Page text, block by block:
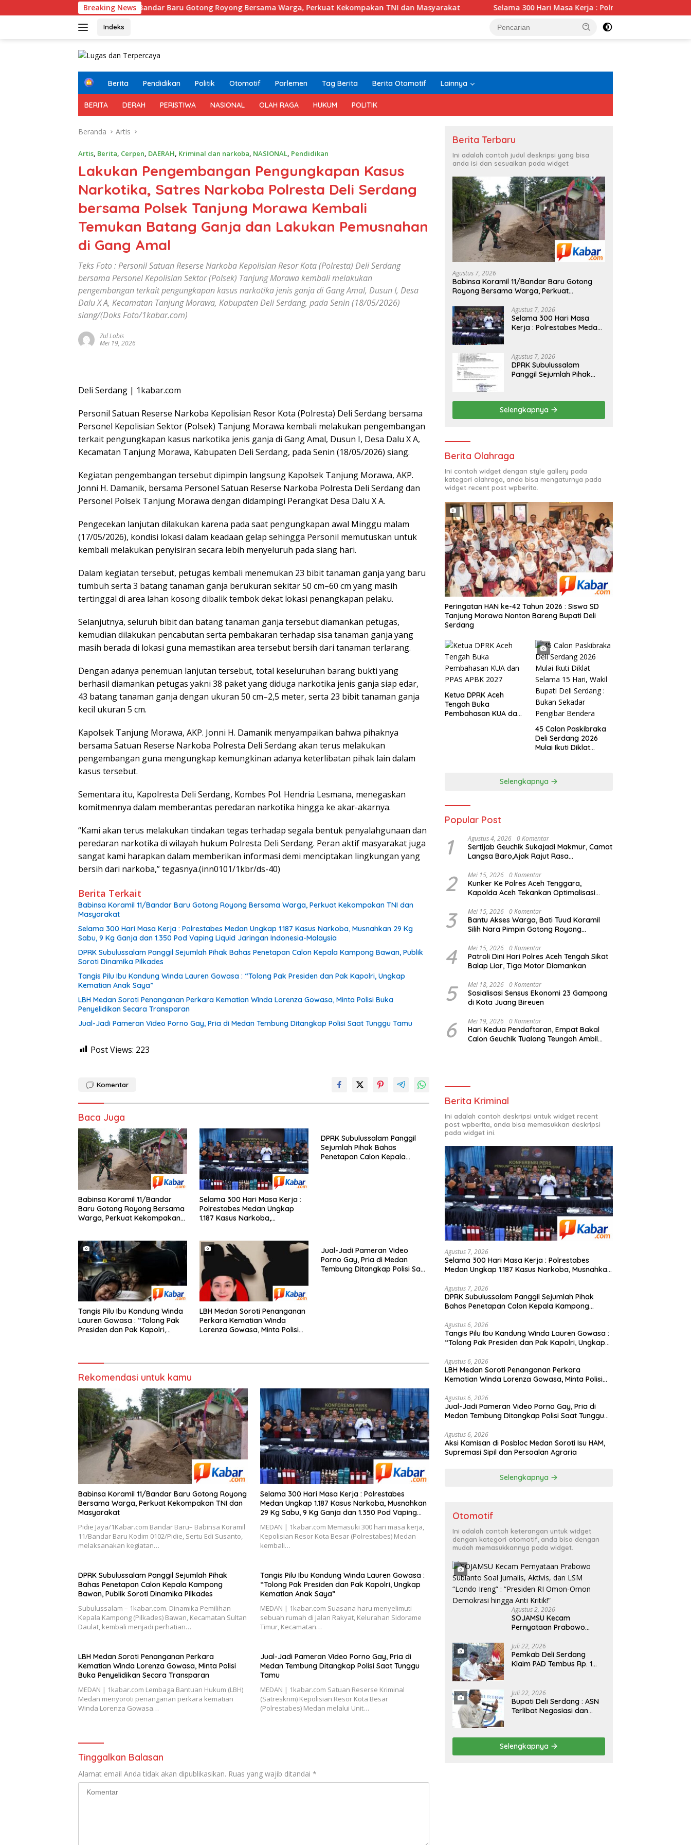
ke
Breaking News
Koramil 11/Bandar Baru Gotong Royong Bersama Warga, Perkuat Kekompakan TNI dan Masyarakat Selama 300 Hari Masa Kerja : Polrestabes Medan Ungkap 1.187 Kasus
Indeks
H
m
e
Berita Pendidikan Politik Otomotif Parlemen Tag Berita Berita Otomotif Lainnya
BERITA DERAH PERISTIWA NASIONAL OLAH RAGA HUKUM POLITIK
Beranda Artis
Artis Berita Cerpen DAERAH Kriminal dan narkoba NASIONAL Pendidikan
Lakukan Pengembangan Pengungkapan Kasus
Narkotika, Satres Narkoba Polresta Deli Serdang
bersama Polsek Tanjung Morawa Kembali
Temukan Batang Ganja dan Lakukan Pemusnahan
di Gang Amal
Teks Foto : Personil Satuan Reserse Narkoba Kepolisian Resor Kota (Polresta) Deli Serdang
bersama Personel Kepolisian Sektor (Polsek) Tanjung Morawa kembali melakukan
pengembangan terkait pengungkapan kasus narkotika jenis ganja di Gang Amal, Dusun I, Desa
Dalu X A, Kecamatan Tanjung Morawa, Kabupaten Deli Serdang, pada Senin (18/05/2026)
siang/(Doks Foto/1kabar.com)
Zul Lobis
Mei 19, 2026
Deli Serdang | 1kabar.com
Personil Satuan Reserse Narkoba Kepolisian Resor Kota (Polresta) Deli Serdang bersama
Personel Kepolisian Sektor (Polsek) Tanjung Morawa kembali melakukan pengembangan
terkait pengungkapan kasus narkotika jenis ganja di Gang Amal, Dusun I, Desa Dalu X A,
Kecamatan Tanjung Morawa, Kabupaten Deli Serdang, pada Senin (18/05/2026) siang.
Kegiatan pengembangan tersebut dipimpin langsung Kapolsek Tanjung Morawa, AKP.
Jonni H. Damanik, bersama Personel Satuan Reserse Narkoba Polresta Deli Serdang dan
Personel Polsek Tanjung Morawa dengan didampingi Perangkat Desa Dalu X A.
Pengecekan lanjutan dilakukan karena pada saat pengungkapan awal Minggu malam
(17/05/2026), kondisi lokasi dalam keadaan gelap sehingga Personil memutuskan untuk
kembali melakukan penyisiran secara lebih menyeluruh pada siang hari.
Dalam kegiatan tersebut, petugas kembali menemukan 23 bibit tanaman ganja yang baru
tumbuh serta 3 batang tanaman ganja berukuran sekitar 50 cm–60 cm yang masih
tertinggal di area lahan kosong dibalik tembok dekat lokasi penangkapan pelaku.
Selanjutnya, seluruh bibit dan batang tanaman ganja tersebut diamankan petugas,
kemudian dilakukan pencabutan serta pembakaran terhadap sisa tanaman ganja yang
masih berada di lokasi guna memastikan area tersebut bersih dari tanaman terlarang.
Dengan adanya penemuan lanjutan tersebut, total keseluruhan barang bukti yang
berhasil diamankan petugas yakni 38 paket yang diduga narkotika jenis ganja siap edar,
43 batang tanaman ganja dengan ukuran 50 cm–2,5 meter, serta 23 bibit tanaman ganja
kecil ukuran 5 cm.
Kapolsek Tanjung Morawa, AKP. Jonni H. Damanik menyampaikan bahwa pihaknya
bersama Satuan Reserse Narkoba Polresta Deli Serdang akan terus melakukan
pengembangan guna mengungkap kemungkinan adanya keterlibatan pihak lain dalam
kasus tersebut.
Sementara itu, Kapolresta Deli Serdang, Kombes Pol. Hendria Lesmana, menegaskan
komitmennya dalam memberantas peredaran narkotika hingga ke akar-akarnya.
“Kami akan terus melakukan tindakan tegas terhadap segala bentuk penyalahgunaan dan
peredaran narkotika di wilayah hukum Polresta Deli Serdang. Peran aktif masyarakat juga
sangat kami harapkan dalam memberikan informasi demi menciptakan lingkungan yang
bersih dari narkoba,” tegasnya.(inn0101/1kbr/ds-40)
Berita Terkait
Babinsa Koramil 11/Bandar Baru Gotong Royong Bersama Warga, Perkuat Kekompakan TNI dan
Masyarakat
Selama 300 Hari Masa Kerja : Polrestabes Medan Ungkap 1.187 Kasus Narkoba, Musnahkan 29 Kg
Sabu, 9 Kg Ganja dan 1.350 Pod Vaping Liquid Jaringan Indonesia-Malaysia
DPRK Subulussalam Panggil Sejumlah Pihak Bahas Penetapan Calon Kepala Kampong Bawan, Publik
Soroti Dinamika Pilkades
Tangis Pilu Ibu Kandung Winda Lauren Gowasa : “Tolong Pak Presiden dan Pak Kapolri, Ungkap
Kematian Anak Saya”
‎LBH Medan Soroti Penanganan Perkara Kematian Winda Lorenza Gowasa, Minta Polisi Buka
Penyelidikan Secara Transparan
Jual-Jadi Pameran Video Porno Gay, Pria di Medan Tembung Ditangkap Polisi Saat Tunggu Tamu
Post Views: 223
Komentar
Baca Juga
Babinsa Koramil 11/Bandar
Baru Gotong Royong Bersama
Warga, Perkuat Kekompakan
Selama 300 Hari Masa Kerja :
Polrestabes Medan Ungkap
1.187 Kasus Narkoba,
Liquid Jaringan Indonesia-
Malaysia
DPRK Subulussalam Panggil
Sejumlah Pihak Bahas
Penetapan Calon Kepala
Tangis Pilu Ibu Kandung Winda
Lauren Gowasa : “Tolong Pak
Presiden dan Pak Kapolri,
‎LBH Medan Soroti Penanganan
Perkara Kematian Winda
Lorenza Gowasa, Minta Polisi
Jual-Jadi Pameran Video
Porno Gay, Pria di Medan
Tembung Ditangkap Polisi Saat
Rekomendasi untuk kamu
Babinsa Koramil 11/Bandar Baru Gotong Royong
Bersama Warga, Perkuat Kekompakan TNI dan
Masyarakat
Pidie Jaya/1Kabar.com Bandar Baru– Babinsa Koramil
11/Bandar Baru Kodim 0102/Pidie, Sertu Edi Susanto,
melaksanakan kegiatan…
Selama 300 Hari Masa Kerja : Polrestabes
Medan Ungkap 1.187 Kasus Narkoba, Musnahkan
29 Kg Sabu, 9 Kg Ganja dan 1.350 Pod Vaping
MEDAN | 1kabar.com Memasuki 300 hari masa kerja,
Kepolisian Resor Kota Besar (Polrestabes) Medan
kembali…
DPRK Subulussalam Panggil Sejumlah Pihak
Bahas Penetapan Calon Kepala Kampong
Bawan, Publik Soroti Dinamika Pilkades
Subulussalam – 1kabar.com. Dinamika Pemilihan
Kepala Kampong (Pilkades) Bawan, Kecamatan Sultan
Daulat, kembali menjadi perhatian…
Tangis Pilu Ibu Kandung Winda Lauren Gowasa :
“Tolong Pak Presiden dan Pak Kapolri, Ungkap
Kematian Anak Saya”
MEDAN | 1kabar.com Suasana haru menyelimuti
sebuah rumah di Jalan Rakyat, Kelurahan Sidorame
Timur, Kecamatan…
‎LBH Medan Soroti Penanganan Perkara
Kematian Winda Lorenza Gowasa, Minta Polisi
Buka Penyelidikan Secara Transparan
MEDAN | 1kabar.com Lembaga Bantuan Hukum (LBH)
Medan menyoroti penanganan perkara kematian
Winda Lorenza Gowasa…
Jual-Jadi Pameran Video Porno Gay, Pria di
Medan Tembung Ditangkap Polisi Saat Tunggu
Tamu
MEDAN | 1kabar.com Satuan Reserse Kriminal
(Satreskrim) Kepolisian Resor Kota Besar
(Polrestabes) Medan melalui Unit…
Tinggalkan Balasan
Alamat email Anda tidak akan dipublikasikan. Ruas yang wajib ditandai *
Berita Terbaru
Ini adalah contoh judul deskripsi yang bisa
anda isi dan sesuaikan pada widget
Agustus 7, 2026
Babinsa Koramil 11/Bandar Baru Gotong
Royong Bersama Warga, Perkuat
Agustus 7, 2026
Selama 300 Hari Masa
Kerja : Polrestabes Medan
Kg Sabu, 9 Kg Ganja dan
1.350 Pod Vaping Liquid
Jaringan Indonesia-
Agustus 7, 2026
DPRK Subulussalam
Panggil Sejumlah Pihak
Publik Soroti Dinamika
Pilkades
Selengkapnya
Berita Olahraga
Ini contoh widget dengan style gallery pada
kategori olahraga, anda bisa mengaturnya pada
widget recent post wpberita.
Peringatan HAN ke-42 Tahun 2026 : Siswa SD
Tanjung Morawa Nonton Bareng Bupati Deli
Serdang
Ketua DPRK Aceh
Tengah Buka
Pembahasan KUA dan
45 Calon Paskibraka
Deli Serdang 2026
Mulai Ikuti Diklat
Pengibar Bendera
Selengkapnya
Popular Post
1 Agustus 4, 2026 0 Komentar
Sertijab Geuchik Sukajadi Makmur, Camat
Langsa Baro,Ajak Rajut Rasa
2 Mei 15, 2026 0 Komentar
Kunker Ke Polres Aceh Tenggara,
Kapolda Aceh Tekankan Optimalisasi
Pesantren Darul Iman
3 Mei 15, 2026 0 Komentar
Bantu Akses Warga, Bati Tuud Koramil
Silih Nara Pimpin Gotong Royong
4 Mei 15, 2026 0 Komentar
Patroli Dini Hari Polres Aceh Tengah Sikat
Balap Liar, Tiga Motor Diamankan
5 Mei 18, 2026 0 Komentar
Sosialisasi Sensus Ekonomi 23 Gampong
di Kota Juang Bireuen
6 Mei 19, 2026 0 Komentar
Hari Kedua Pendaftaran, Empat Bakal
Calon Geuchik Tualang Teungoh Ambil
Berita Kriminal
Ini adalah contoh deskripsi untuk widget recent
post wpberita, anda bisa memasukkan deskripsi
pada widget ini.
Agustus 7, 2026
Selama 300 Hari Masa Kerja : Polrestabes
Medan Ungkap 1.187 Kasus Narkoba, Musnahkan
Liquid Jaringan Indonesia-Malaysia
Agustus 7, 2026
DPRK Subulussalam Panggil Sejumlah Pihak
Bahas Penetapan Calon Kepala Kampong
Agustus 6, 2026
Tangis Pilu Ibu Kandung Winda Lauren Gowasa :
“Tolong Pak Presiden dan Pak Kapolri, Ungkap
Agustus 6, 2026
‎LBH Medan Soroti Penanganan Perkara
Kematian Winda Lorenza Gowasa, Minta Polisi
Agustus 6, 2026
Jual-Jadi Pameran Video Porno Gay, Pria di
Medan Tembung Ditangkap Polisi Saat Tunggu
Agustus 6, 2026
Aksi Kamisan di Posbloc Medan Soroti Isu HAM,
Supremasi Sipil dan Persoalan Agraria
Selengkapnya
Otomotif
Ini adalah contoh keterangan untuk widget
dengan kategori otomotif, anda bisa dengan
mudah memasukkannya pada widget.
Agustus 2, 2026
SOJAMSU Kecam
Pernyataan Prabowo
Aktivis, dan LSM “Londo
Ireng” : “Presiden RI
Omon-Omon Demokrasi
Juli 22, 2026
Pemkab Deli Serdang
Klaim PAD Tembus Rp. 1
Soal APBD TA 2025
Juli 22, 2026
Bupati Deli Serdang : ASN
Terlibat Negosiasi dan
Selengkapnya